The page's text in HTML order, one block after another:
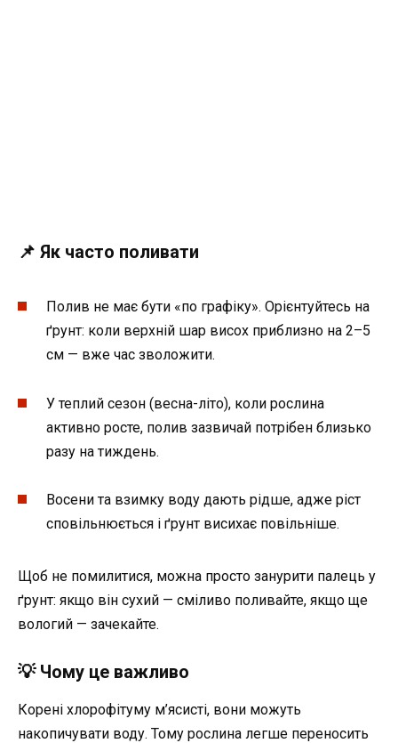
📌 Як часто поливати
Полив не має бути «по графіку». Орієнтуйтесь на
ґрунт: коли верхній шар висох приблизно на 2–5
см — вже час зволожити.
У теплий сезон (весна-літо), коли рослина
активно росте, полив зазвичай потрібен близько
разу на тиждень.
Восени та взимку воду дають рідше, адже ріст
сповільнюється і ґрунт висихає повільніше.
Щоб не помилитися, можна просто занурити палець у
ґрунт: якщо він сухий — сміливо поливайте, якщо ще
вологий — зачекайте.
💡 Чому це важливо
Корені хлорофітуму м’ясисті, вони можуть
накопичувати воду. Тому рослина легше переносить